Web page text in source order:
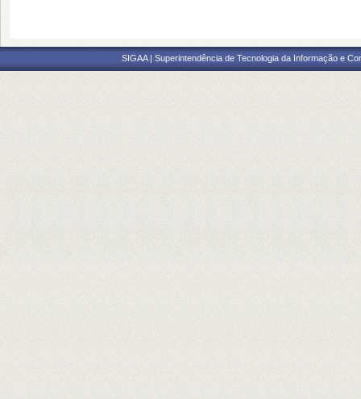
SIGAA | Superintendência de Tecnologia da Informação e